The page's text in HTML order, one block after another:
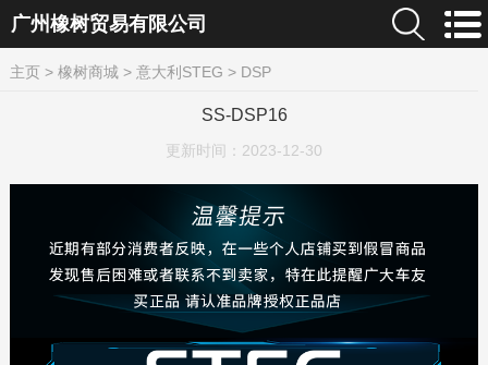
广州橡树贸易有限公司
主页> 橡树商城 > 意大利STEG > DSP
SS-DSP16
更新时间： 2023-12-30